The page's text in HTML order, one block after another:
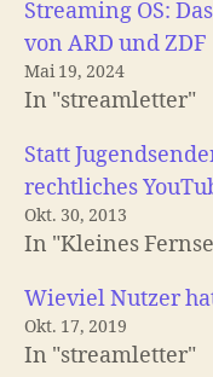
Streaming OS:
von ARD und ZDF
Mai 19, 2024
In "streamletter"
Statt
rechtliches
Okt. 30, 2013
In "Kleines
Wieviel Nutzer
Okt. 17, 2019
In "streamletter"